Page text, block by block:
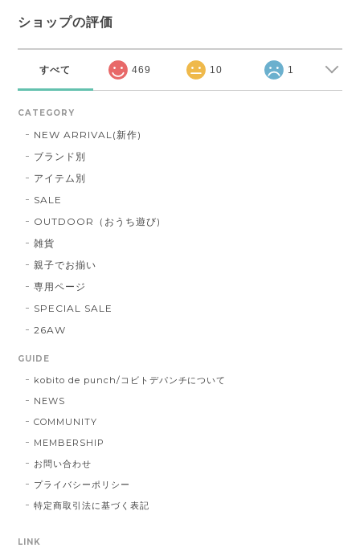
ショップの評価
すべて 469 10 1
CATEGORY
NEW ARRIVAL(新作)
ブランド別
アイテム別
SALE
OUTDOOR（おうち遊び)
雑貨
親子でお揃い
専用ページ
SPECIAL SALE
26AW
GUIDE
kobito de punch/コビトデパンチについて
NEWS
COMMUNITY
MEMBERSHIP
お問い合わせ
プライバシーポリシー
特定商取引法に基づく表記
LINK